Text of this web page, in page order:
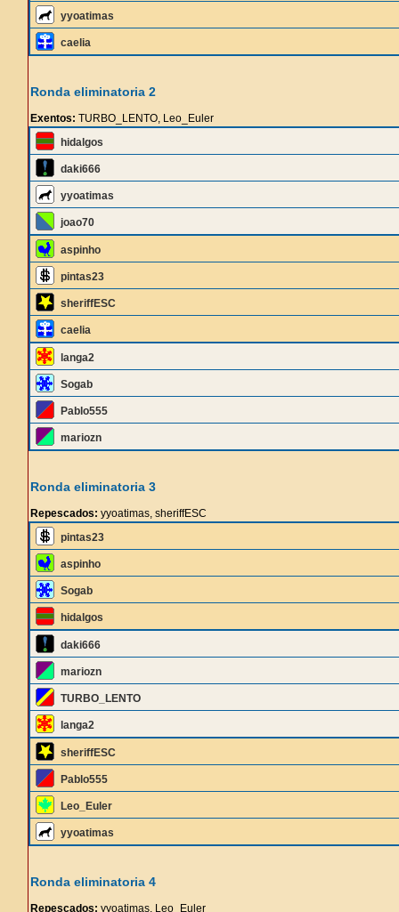
yyoatimas
caelia
Ronda eliminatoria 2
Exentos: TURBO_LENTO, Leo_Euler
hidalgos
daki666
yyoatimas
joao70
aspinho
pintas23
sheriffESC
caelia
langa2
Sogab
Pablo555
mariozn
Ronda eliminatoria 3
Repescados: yyoatimas, sheriffESC
pintas23
aspinho
Sogab
hidalgos
daki666
mariozn
TURBO_LENTO
langa2
sheriffESC
Pablo555
Leo_Euler
yyoatimas
Ronda eliminatoria 4
Repescados: yyoatimas, Leo_Euler